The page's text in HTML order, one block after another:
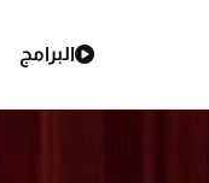
البرامج